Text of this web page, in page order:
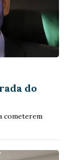
do
cometerem